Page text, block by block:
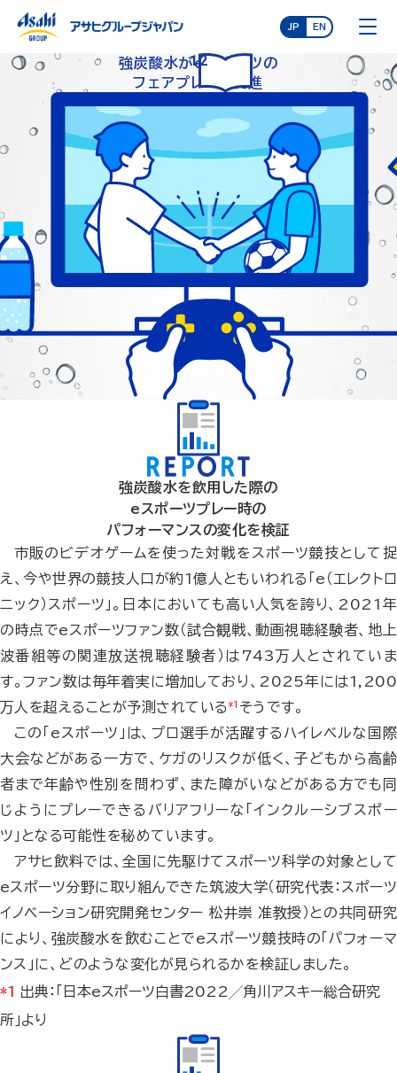
JP EN
12
強炭酸水がeスポーツの
フェアプレーを促進
強炭酸水を飲用した際の
eスポーツプレー時の
パフォーマンスの変化を検証
市販のビデオゲームを使った対戦をスポーツ競技として捉
え、今や世界の競技人口が約1億人ともいわれる「e（エレクトロ
ニック）スポーツ」。日本においても高い人気を誇り、2021年
の時点でeスポーツファン数（試合観戦、動画視聴経験者、地上
波番組等の関連放送視聴経験者）は743万人とされていま
す。ファン数は毎年着実に増加しており、2025年には1,200
万人を超えることが予測されている *1 そうです。
この「eスポーツ」は、プロ選手が活躍するハイレベルな国際
大会などがある一方で、ケガのリスクが低く、子どもから高齢
者まで年齢や性別を問わず、また障がいなどがある方でも同
じようにプレーできるバリアフリーな「インクルーシブスポー
ツ」となる可能性を秘めています。
アサヒ飲料では、全国に先駆けてスポーツ科学の対象として
eスポーツ分野に取り組んできた筑波大学（研究代表：スポーツ
イノベーション研究開発センター 松井崇 准教授）との共同研究
により、強炭酸水を飲むことでeスポーツ競技時の「パフォーマ
ンス」に、どのような変化が見られるかを検証しました。
*1
出典：「日本eスポーツ白書2022╱角川アスキー総合研究
所」より